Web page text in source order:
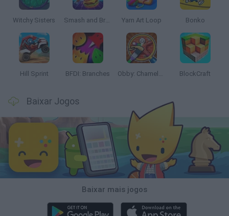
Witchy Sisters Smash and Break Yarn Art Loop Bonko
Hill Sprint BFDI: Branches Obby: Chameleon: Paint & Hide BlockCraft
Baixar Jogos
Baixar mais jogos